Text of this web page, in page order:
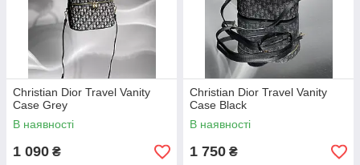
Christian Dior Travel Vanity
Case Grey
В наявності
1 090 ₴
Christian Dior Travel Vanity
Case Black
В наявності
1 750 ₴